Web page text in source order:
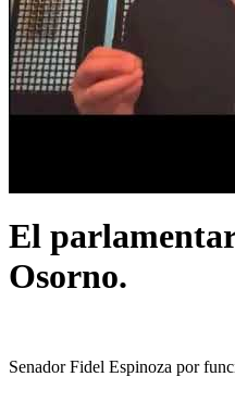
El
Osorno.
Senador Fidel Espinoza por